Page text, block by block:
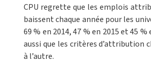
CPU regrette que les emplois
baissent chaque année pour les
69 % en 2014, 47 % en 2015 et 45
aussi que les critères d’attribution
à l’autre.